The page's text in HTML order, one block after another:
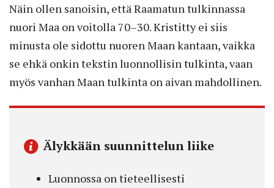
Näin ollen sanoisin, että Raamatun tulkinnassa
nuori Maa on voitolla 70–30. Kristitty ei siis
minusta ole sidottu nuoren Maan kantaan, vaikka
se ehkä onkin tekstin luonnollisin tulkinta, vaan
myös vanhan Maan tulkinta on aivan mahdollinen.
Älykkään suunnittelun liike
Luonnossa on tieteellisesti